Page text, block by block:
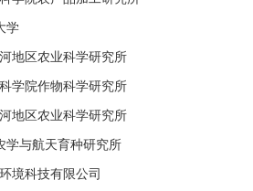
学
地区农业科学研究所
学院作物科学研究所
地区农业科学研究所
学与航天育种研究所
境科技有限公司